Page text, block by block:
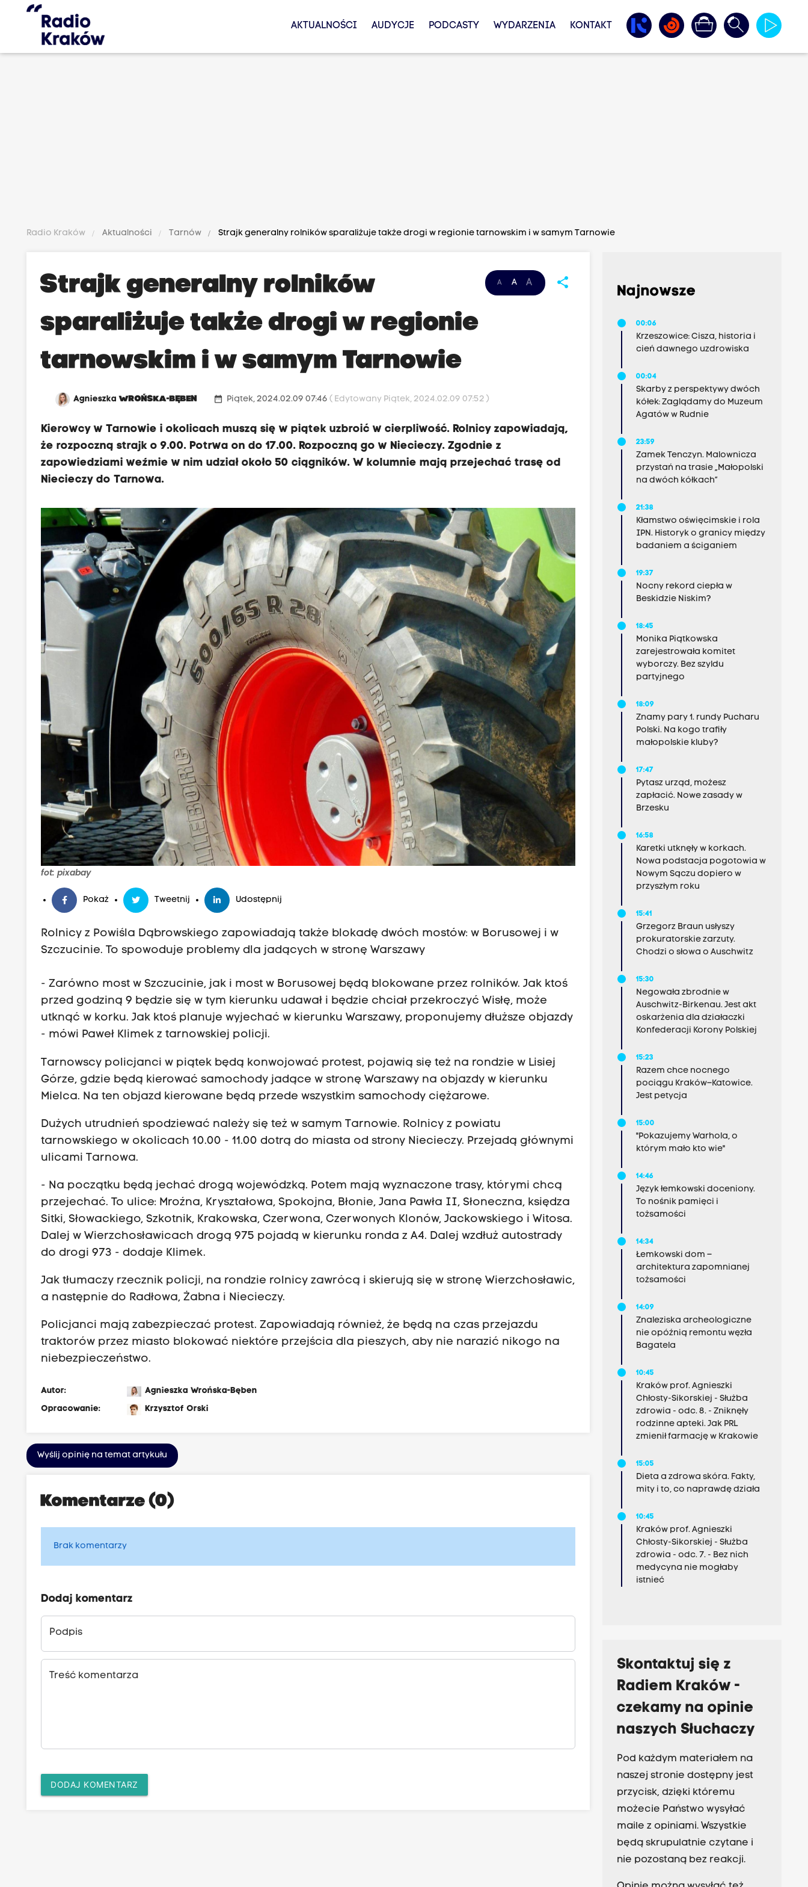
AKTUALNOŚCI AUDYCJE PODCASTY WYDARZENIA KONTAKT
Radio Kraków Aktualności Tarnów Strajk generalny rolników sparaliżuje także drogi w regionie tarnowskim i w samym Tarnowie
A A A share
Strajk generalny rolników
sparaliżuje także drogi w regionie
tarnowskim i w samym Tarnowie
AgnieszkaWROŃSKA-BĘBEN date_range Piątek, 2024.02.09 07:46( Edytowany Piątek, 2024.02.09 07:52 )
Kierowcy w Tarnowie i okolicach muszą się w piątek uzbroić w cierpliwość. Rolnicy zapowiadają,
że rozpoczną strajk o 9.00. Potrwa on do 17.00. Rozpoczną go w Niecieczy. Zgodnie z
zapowiedziami weźmie w nim udział około 50 ciągników. W kolumnie mają przejechać trasę od
Niecieczy do Tarnowa.
fot: pixabay
Pokaż Tweetnij Udostępnij
Rolnicy z Powiśla Dąbrowskiego zapowiadają także blokadę dwóch mostów: w Borusowej i w
Szczucinie. To spowoduje problemy dla jadących w stronę Warszawy
- Zarówno most w Szczucinie, jak i most w Borusowej będą blokowane przez rolników. Jak ktoś
przed godziną 9 będzie się w tym kierunku udawał i będzie chciał przekroczyć Wisłę, może
utknąć w korku. Jak ktoś planuje wyjechać w kierunku Warszawy, proponujemy dłuższe objazdy
- mówi Paweł Klimek z tarnowskiej policji.
Tarnowscy policjanci w piątek będą konwojować protest, pojawią się też na rondzie w Lisiej
Górze, gdzie będą kierować samochody jadące w stronę Warszawy na objazdy w kierunku
Mielca. Na ten objazd kierowane będą przede wszystkim samochody ciężarowe.
Dużych utrudnień spodziewać należy się też w samym Tarnowie. Rolnicy z powiatu
tarnowskiego w okolicach 10.00 - 11.00 dotrą do miasta od strony Niecieczy. Przejadą głównymi
ulicami Tarnowa.
- Na początku będą jechać drogą wojewódzką. Potem mają wyznaczone trasy, którymi chcą
przejechać. To ulice: Mroźna, Kryształowa, Spokojna, Błonie, Jana Pawła II, Słoneczna, księdza
Sitki, Słowackiego, Szkotnik, Krakowska, Czerwona, Czerwonych Klonów, Jackowskiego i Witosa.
Dalej w Wierzchosławicach drogą 975 pojadą w kierunku ronda z A4. Dalej wzdłuż autostrady
do drogi 973 - dodaje Klimek.
Jak tłumaczy rzecznik policji, na rondzie rolnicy zawrócą i skierują się w stronę Wierzchosławic,
a następnie do Radłowa, Żabna i Niecieczy.
Policjanci mają zabezpieczać protest. Zapowiadają również, że będą na czas przejazdu
traktorów przez miasto blokować niektóre przejścia dla pieszych, aby nie narazić nikogo na
niebezpieczeństwo.
Autor:
Agnieszka Wrońska-Bęben
Opracowanie:
Krzysztof Orski
Wyślij opinię na temat artykułu
Komentarze (0)
Brak komentarzy
Dodaj komentarz
Podpis
Treść komentarza
DODAJ KOMENTARZ
Najnowsze
00:06
Krzeszowice: Cisza, historia i
cień dawnego uzdrowiska
00:04
Skarby z perspektywy dwóch
kółek: Zaglądamy do Muzeum
Agatów w Rudnie
23:59
Zamek Tenczyn. Malownicza
przystań na trasie „Małopolski
na dwóch kółkach”
21:38
Kłamstwo oświęcimskie i rola
IPN. Historyk o granicy między
badaniem a ściganiem
19:37
Nocny rekord ciepła w
Beskidzie Niskim?
18:45
Monika Piątkowska
zarejestrowała komitet
wyborczy. Bez szyldu
partyjnego
18:09
Znamy pary 1. rundy Pucharu
Polski. Na kogo trafiły
małopolskie kluby?
17:47
Pytasz urząd, możesz
zapłacić. Nowe zasady w
Brzesku
16:58
Karetki utknęły w korkach.
Nowa podstacja pogotowia w
Nowym Sączu dopiero w
przyszłym roku
15:41
Grzegorz Braun usłyszy
prokuratorskie zarzuty.
Chodzi o słowa o Auschwitz
15:30
Negowała zbrodnie w
Auschwitz-Birkenau. Jest akt
oskarżenia dla działaczki
Konfederacji Korony Polskiej
15:23
Razem chce nocnego
pociągu Kraków–Katowice.
Jest petycja
15:00
"Pokazujemy Warhola, o
którym mało kto wie"
14:46
Język łemkowski doceniony.
To nośnik pamięci i
tożsamości
14:34
Łemkowski dom –
architektura zapomnianej
tożsamości
14:09
Znaleziska archeologiczne
nie opóźnią remontu węzła
Bagatela
10:45
Kraków prof. Agnieszki
Chłosty-Sikorskiej - Służba
zdrowia - odc. 8. - Zniknęły
rodzinne apteki. Jak PRL
zmienił farmację w Krakowie
15:05
Dieta a zdrowa skóra. Fakty,
mity i to, co naprawdę działa
10:45
Kraków prof. Agnieszki
Chłosty-Sikorskiej - Służba
zdrowia - odc. 7. - Bez nich
medycyna nie mogłaby
istnieć
Skontaktuj się z
Radiem Kraków -
czekamy na opinie
naszych Słuchaczy
Pod każdym materiałem na
naszej stronie dostępny jest
przycisk, dzięki któremu
możecie Państwo wysyłać
maile z opiniami. Wszystkie
będą skrupulatnie czytane i
nie pozostaną bez reakcji.